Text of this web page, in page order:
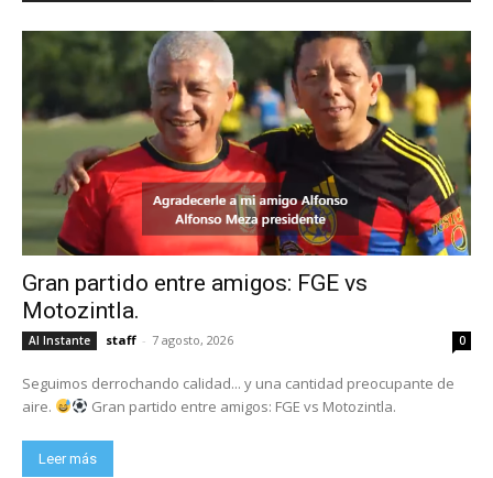
Gran partido entre amigos: FGE vs
Motozintla.
Al Instante staff - 7 agosto, 2026 0
Seguimos derrochando calidad... y una cantidad preocupante de
aire.
Gran partido entre amigos: FGE vs Motozintla.
Leer más